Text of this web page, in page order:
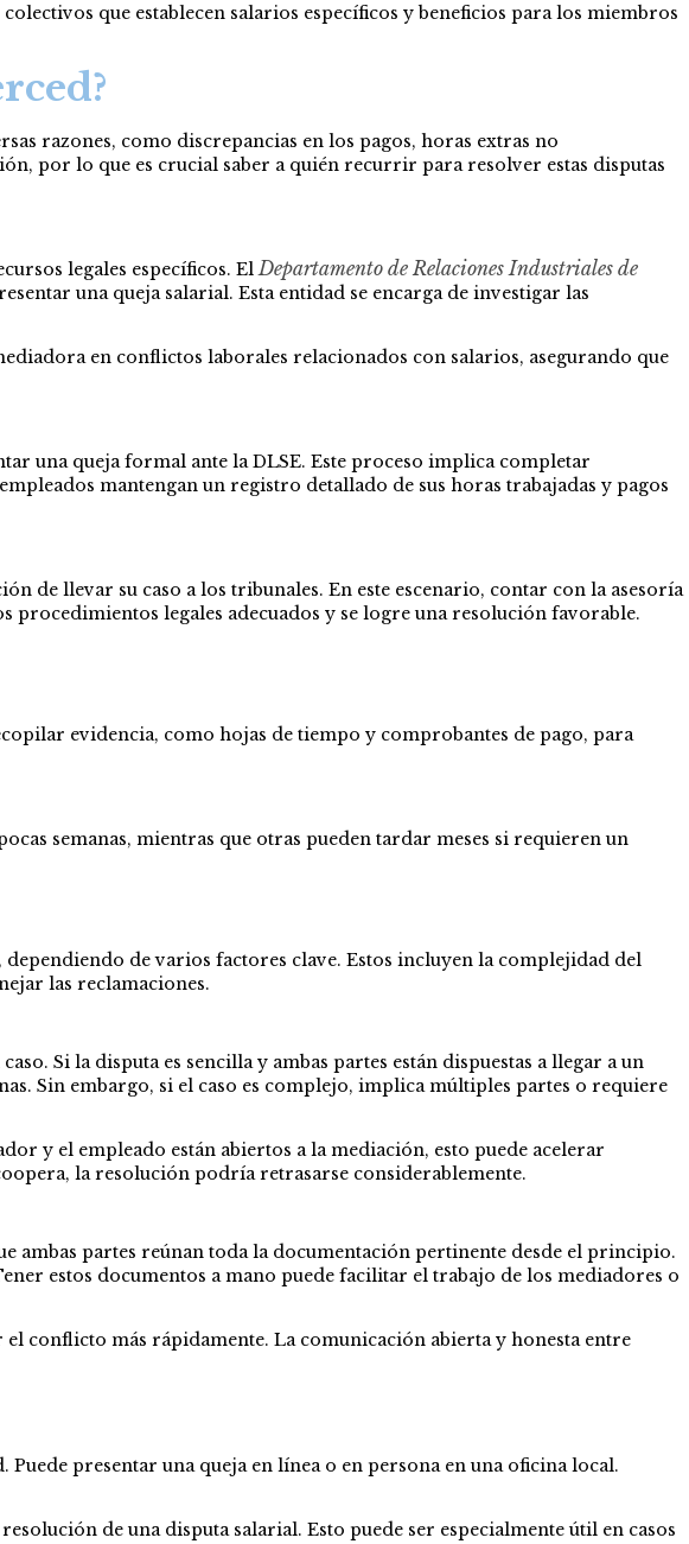
que establecen salarios específicos y beneficios para los miembros
razones, como discrepancias en los pagos, horas extras no
por lo que es crucial saber a quién recurrir para resolver estas disputas
legales específicos. ElDepartamento de Relaciones Industriales de
una queja salarial. Esta entidad se encarga de investigar las
en conflictos laborales relacionados con salarios, asegurando que
una queja formal ante la DLSE. Este proceso implica completar
mantengan un registro detallado de sus horas trabajadas y pagos
de llevar su caso a los tribunales. En este escenario, contar con la asesoría
procedimientos legales adecuados y se logre una resolución favorable.
evidencia, como hojas de tiempo y comprobantes de pago, para
semanas, mientras que otras pueden tardar meses si requieren un
de varios factores clave. Estos incluyen la complejidad del
las reclamaciones.
Si la disputa es sencilla y ambas partes están dispuestas a llegar a un
Sin embargo, si el caso es complejo, implica múltiples partes o requiere
y el empleado están abiertos a la mediación, esto puede acelerar
la resolución podría retrasarse considerablemente.
ambas partes reúnan toda la documentación pertinente desde el principio.
estos documentos a mano puede facilitar el trabajo de los mediadores o
conflicto más rápidamente. La comunicación abierta y honesta entre
presentar una queja en línea o en persona en una oficina local.
de una disputa salarial. Esto puede ser especialmente útil en casos